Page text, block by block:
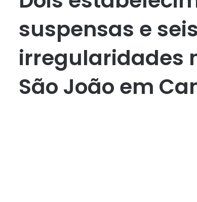
suspensas e
irregularidades
São João em